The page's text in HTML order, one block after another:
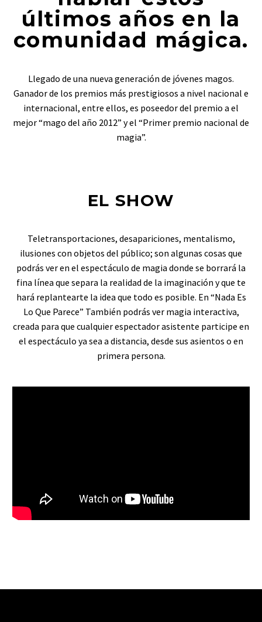
últimos años en la
comunidad mágica.
Llegado de una nueva generación de jóvenes magos.
Ganador de los premios más prestigiosos a nivel nacional e
internacional, entre ellos, es poseedor del premio a el
mejor “mago del año 2012” y el “Primer premio nacional de
magia”.
EL SHOW
Teletransportaciones, desapariciones, mentalismo,
ilusiones con objetos del público; son algunas cosas que
podrás ver en el espectáculo de magia donde se borrará la
fina línea que separa la realidad de la imaginación y que te
hará replantearte la idea que todo es posible. En “Nada Es
Lo Que Parece” También podrás ver magia interactiva,
creada para que cualquier espectador asistente participe en
el espectáculo ya sea a distancia, desde sus asientos o en
primera persona.